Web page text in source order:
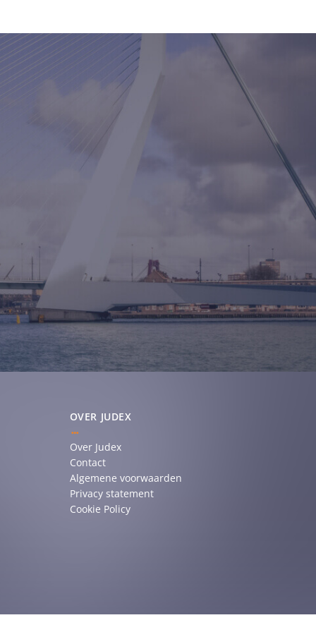
OVER JUDEX
Over Judex
Contact
Algemene voorwaarden
Privacy statement
Cookie Policy